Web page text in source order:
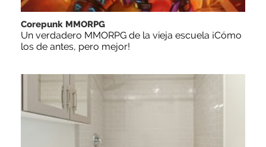
Corepunk MMORPG
Un verdadero MMORPG de la vieja escuela ¡Cómo
los de antes, pero mejor!